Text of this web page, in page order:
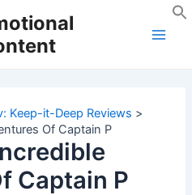
Keep-it-Deep Reviews
Of Captain P
Captain P